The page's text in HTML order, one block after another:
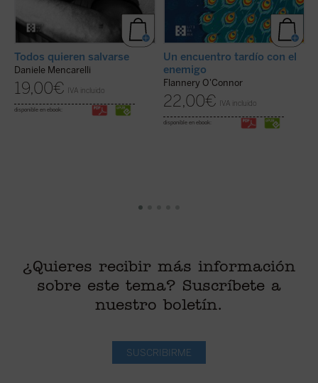
Todos quieren salvarse
Daniele Mencarelli
19,00€ IVA incluido
disponible en ebook:
Un encuentro tardío con el
enemigo
Flannery O'Connor
22,00€ IVA incluido
disponible en ebook:
¿Quieres recibir más información
sobre este tema? Suscríbete a
nuestro boletín.
SUSCRIBIRME